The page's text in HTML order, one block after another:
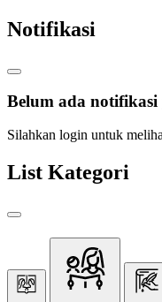
Notifikasi
Belum ada
Silahkan login untuk
List Kategori